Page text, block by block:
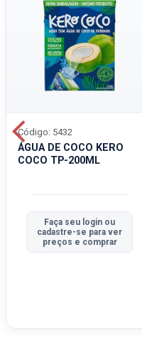
ÁGUA DE COCO KERO
COCO TP-200ML
Código: 5432
Faça seu login ou
cadastre-se para ver
preços e comprar